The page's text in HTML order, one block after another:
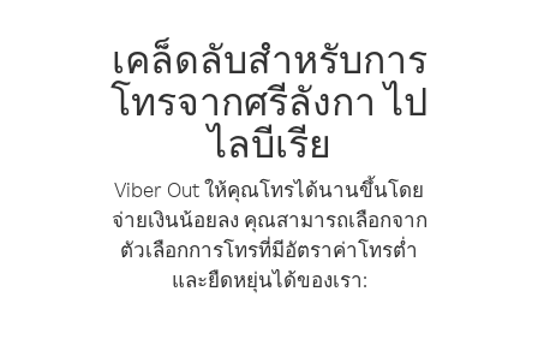
เคล็ดลับสำหรับการ
โทรจากศรีลังกา ไป
ไลบีเรีย
Viber Out ให้คุณโทรได้นานขึ้นโดย
จ่ายเงินน้อยลง คุณสามารถเลือกจาก
ตัวเลือกการโทรที่มีอัตราค่าโทรต่ำ
และยืดหยุ่นได้ของเรา: